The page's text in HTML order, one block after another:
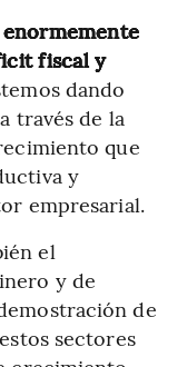
fiscal y
dando
través de la
que
y
empresarial.
el
y de
de
sectores